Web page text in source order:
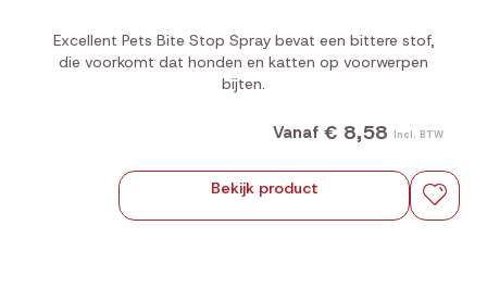
Excellent Pets Bite Stop Spray bevat een bittere stof,
die voorkomt dat honden en katten op voorwerpen
bijten.
Vanaf € 8,58 Incl. BTW
Bekijk product